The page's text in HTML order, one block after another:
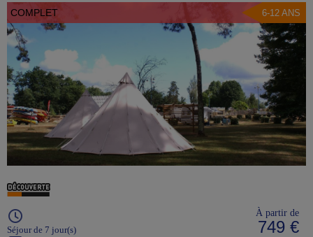
COMPLET 6-12 ANS
Séjour de 7 jour(s)
À partir de
749 €